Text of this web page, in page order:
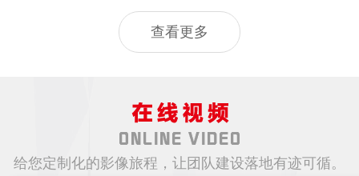
查看更多
给您定制化的影像旅程，让团队建设落地有迹可循。